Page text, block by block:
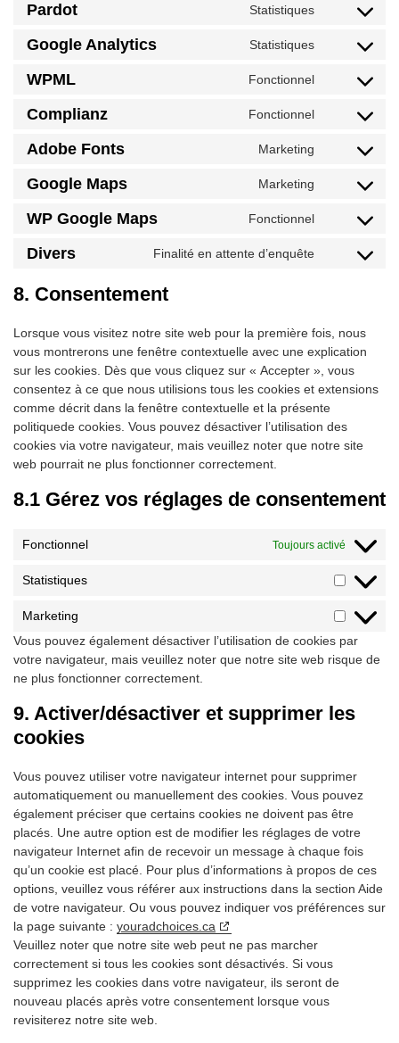
service
wordpress
Pardot Statistiques
Consent
service
pardot
Google Analytics Statistiques
Consent
service
google-
WPML Fonctionnel
Consent
service
Complianz Fonctionnel
Consent
service
complianz
Adobe Fonts Marketing
Consent
service
adobe-
Google Maps Marketing
Consent
service
google-
WP Google Maps Fonctionnel
Consent
service
Divers Finalité en attente d’enquête
Consent
8. Consentement
Lorsque vous visitez notre site web pour la première fois, nous
vous montrerons une fenêtre contextuelle avec une explication
sur les cookies. Dès que vous cliquez sur « Accepter », vous
consentez à ce que nous utilisions tous les cookies et extensions
comme décrit dans la fenêtre contextuelle et la présente
politiquede cookies. Vous pouvez désactiver l’utilisation des
cookies via votre navigateur, mais veuillez noter que notre site
web pourrait ne plus fonctionner correctement.
8.1 Gérez vos réglages de consentement
Fonctionnel Toujours activé
Statistiques
Marketing
Vous pouvez également désactiver l’utilisation de cookies par
votre navigateur, mais veuillez noter que notre site web risque de
ne plus fonctionner correctement.
9. Activer/désactiver et supprimer les
cookies
Vous pouvez utiliser votre navigateur internet pour supprimer
automatiquement ou manuellement des cookies. Vous pouvez
également préciser que certains cookies ne doivent pas être
placés. Une autre option est de modifier les réglages de votre
navigateur Internet afin de recevoir un message à chaque fois
qu’un cookie est placé. Pour plus d’informations à propos de ces
options, veuillez vous référer aux instructions dans la section Aide
de votre navigateur. Ou vous pouvez indiquer vos préférences sur
la page suivante : youradchoices.ca
Veuillez noter que notre site web peut ne pas marcher
correctement si tous les cookies sont désactivés. Si vous
supprimez les cookies dans votre navigateur, ils seront de
nouveau placés après votre consentement lorsque vous
revisiterez notre site web.